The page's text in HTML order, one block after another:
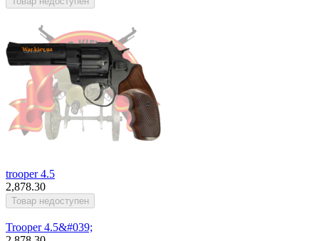
trooper 4.5
2,878.30
Trooper 4.5&#039;